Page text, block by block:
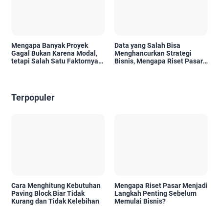
Mengapa Banyak Proyek
Gagal Bukan Karena Modal,
tetapi Salah Satu Faktornya
Data yang Salah Bisa
Menghancurkan Strategi
Bisnis, Mengapa Riset Pasar
Terpopuler
Cara Menghitung Kebutuhan
Paving Block Biar Tidak
Kurang dan Tidak Kelebihan
Mengapa Riset Pasar Menjadi
Langkah Penting Sebelum
Memulai Bisnis?